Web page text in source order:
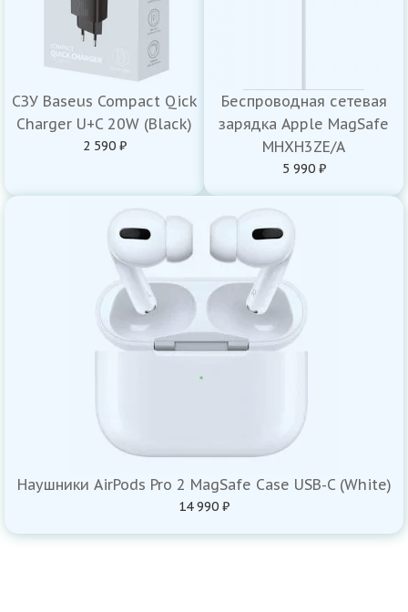
СЗУ Baseus Compact Qick
Charger U+C 20W (Black)
2 590 ₽
Беспроводная сетевая
зарядка Apple MagSafe
MHXH3ZE/A
5 990 ₽
Наушники AirPods Pro 2 MagSafe Case USB-C (White)
14 990 ₽